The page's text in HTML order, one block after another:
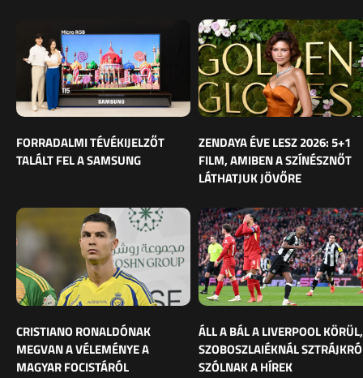
FORRADALMI TÉVÉKIJELZŐT
TALÁLT FEL A SAMSUNG
ZENDAYA ÉVE LESZ 2026: 5+1
FILM, AMIBEN A SZÍNÉSZNŐT
LÁTHATJUK JÖVŐRE
CRISTIANO RONALDÓNAK
MEGVAN A VÉLEMÉNYE A
MAGYAR FOCISTÁRÓL
ÁLL A BÁL A LIVERPOOL KÖRÜL,
SZOBOSZLAIÉKNÁL
SZÓLNAK A HÍREK